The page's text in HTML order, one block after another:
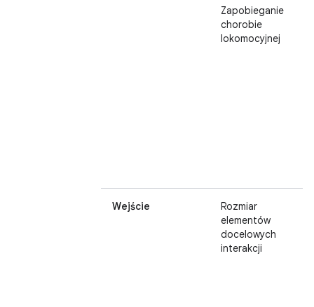
Zapobieganie
chorobie
lokomocyjnej
Wejście
Rozmiar
elementów
docelowych
interakcji